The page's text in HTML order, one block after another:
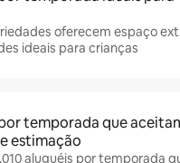
oferecem espaço
ideais para crianças
temporada que
estimação
aluguéis por temporada